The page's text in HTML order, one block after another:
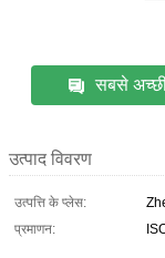
सबसे
उत्पाद विवरण
उत्पत्ति के प्लेस:
प्रमाणन: